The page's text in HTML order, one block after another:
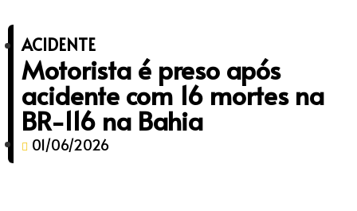
ACIDENTE
Motorista é preso após
acidente com 16 mortes na
BR-116 na Bahia
01/06/2026